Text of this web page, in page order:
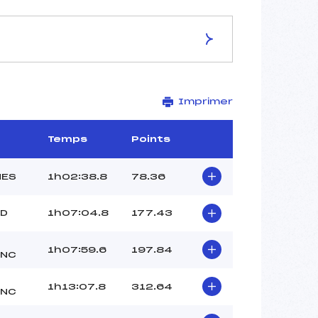
LA PRAILLE
21 km
Imprimer
Temps Points
1h02:38.8 78.36
1h07:04.8 177.43
1h07:59.6 197.84
1h13:07.8 312.64